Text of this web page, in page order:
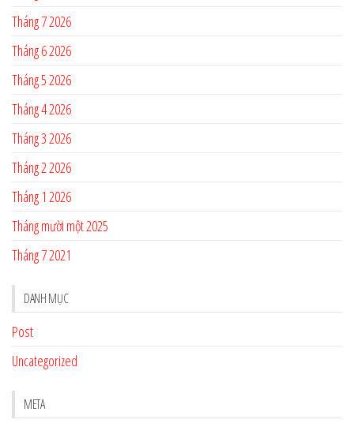
Tháng 7 2026
Tháng 6 2026
Tháng 5 2026
Tháng 4 2026
Tháng 3 2026
Tháng 2 2026
Tháng 1 2026
Tháng mười một 2025
Tháng 7 2021
DANH MỤC
Post
Uncategorized
META